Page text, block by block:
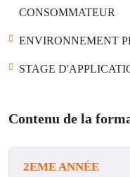
CONSOMMATEUR
ENVIRONNEMENT
STAGE
Contenu de la
2EME ANNÉE